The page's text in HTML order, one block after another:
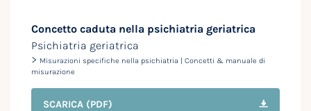
Concetto caduta nella psichiatria geriatrica
Psichiatria geriatrica
> Misurazioni specifiche nella psichiatria | Concetti & manuale di
misurazione
SCARICA (PDF)